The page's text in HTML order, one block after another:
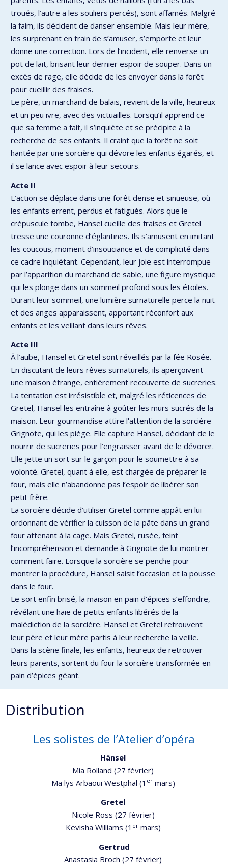
troués, l’autre a les souliers percés), sont affamés. Malgré
la faim, ils décident de danser ensemble. Mais leur mère,
les surprenant en train de s’amuser, s’emporte et leur
donne une correction. Lors de l’incident, elle renverse un
pot de lait, brisant leur dernier espoir de souper. Dans un
excès de rage, elle décide de les envoyer dans la forêt
pour cueillir des fraises.
Le père, un marchand de balais, revient de la ville, heureux
et un peu ivre, avec des victuailles. Lorsqu’il apprend ce
que sa femme a fait, il s’inquiète et se précipite à la
recherche de ses enfants. Il craint que la forêt ne soit
hantée par une sorcière qui dévore les enfants égarés, et
il se lance avec espoir à leur secours.
Acte II
L’action se déplace dans une forêt dense et sinueuse, où
les enfants errent, perdus et fatigués. Alors que le
crépuscule tombe, Hansel cueille des fraises et Gretel
tresse une couronne d’églantines. Ils s’amusent en imitant
les coucous, moment d’insouciance et de complicité dans
ce cadre inquiétant. Cependant, leur joie est interrompue
par l’apparition du marchand de sable, une figure mystique
qui les plonge dans un sommeil profond sous les étoiles.
Durant leur sommeil, une lumière surnaturelle perce la nuit
et des anges apparaissent, apportant réconfort aux
enfants et les veillant dans leurs rêves.
Acte III
À l’aube, Hansel et Gretel sont réveillés par la fée Rosée.
En discutant de leurs rêves surnaturels, ils aperçoivent
une maison étrange, entièrement recouverte de sucreries.
La tentation est irrésistible et, malgré les réticences de
Gretel, Hansel les entraîne à goûter les murs sucrés de la
maison. Leur gourmandise attire l'attention de la sorcière
Grignote, qui les piège. Elle capture Hansel, décidant de le
nourrir de sucreries pour l’engraisser avant de le dévorer.
Elle jette un sort sur le garçon pour le soumettre à sa
volonté. Gretel, quant à elle, est chargée de préparer le
four, mais elle n’abandonne pas l’espoir de libérer son
petit frère.
La sorcière décide d’utiliser Gretel comme appât en lui
ordonnant de vérifier la cuisson de la pâte dans un grand
four attenant à la cage. Mais Gretel, rusée, feint
l’incompréhension et demande à Grignote de lui montrer
comment faire. Lorsque la sorcière se penche pour
montrer la procédure, Hansel saisit l’occasion et la pousse
dans le four.
Le sort enfin brisé, la maison en pain d’épices s’effondre,
révélant une haie de petits enfants libérés de la
malédiction de la sorcière. Hansel et Gretel retrouvent
leur père et leur mère partis à leur recherche la veille.
Dans la scène finale, les enfants, heureux de retrouver
leurs parents, sortent du four la sorcière transformée en
pain d’épices géant.
Distribution
Les solistes de l’Atelier d’opéra
Hänsel
Mia Rolland (27 février)
Maïlys Arbaoui Westphal (1 ermars)
Gretel
Nicole Ross (27 février)
Kevisha Williams (1 ermars)
Gertrud
Anastasia Broch (27 février)